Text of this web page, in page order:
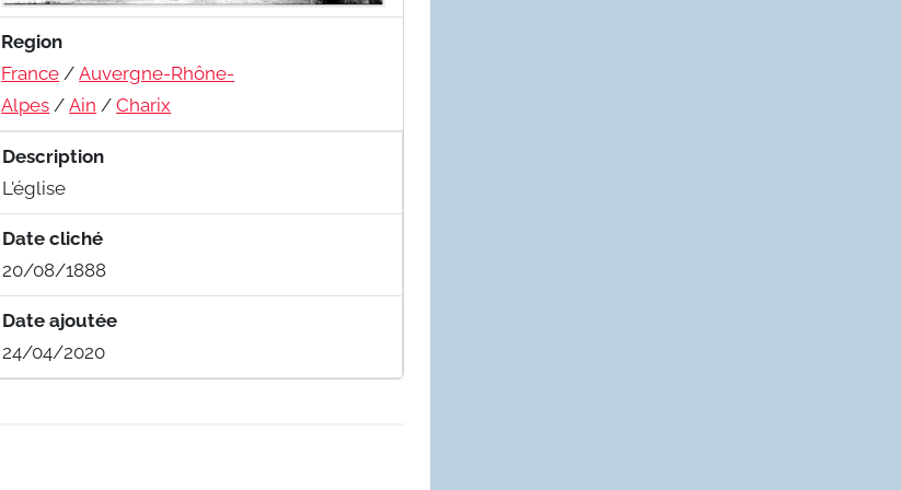
Region
France /Auvergne-Rhône-
Alpes /Ain /Charix
Description
L'église
Date cliché
20/08/1888
Date ajoutée
24/04/2020